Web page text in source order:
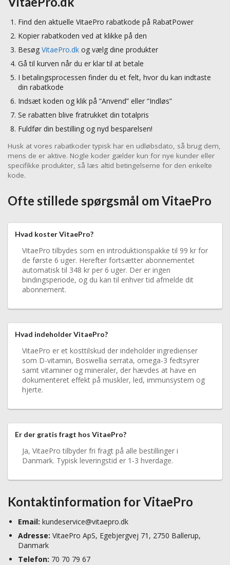
Find den aktuelle VitaePro rabatkode på RabatPower
Kopier rabatkoden ved at klikke på den
Besøg VitaePro.dk og vælg dine produkter
Gå til kurven når du er klar til at betale
I betalingsprocessen finder du et felt, hvor du kan indtaste
din rabatkode
Indsæt koden og klik på “Anvend” eller “Indløs”
Se rabatten blive fratrukket din totalpris
Fuldfør din bestilling og nyd besparelsen!
Husk at vores rabatkoder typisk har en udløbsdato, så brug dem,
mens de er aktive. Nogle koder gælder kun for nye kunder eller
specifikke produkter, så læs altid betingelserne for den enkelte
kode.
Ofte stillede spørgsmål om VitaePro
Hvad koster VitaePro?
VitaePro tilbydes som en introduktionspakke til 99 kr for
de første 6 uger. Herefter fortsætter abonnementet
automatisk til 348 kr per 6 uger. Der er ingen
bindingsperiode, og du kan til enhver tid afmelde dit
abonnement.
Hvad indeholder VitaePro?
VitaePro er et kosttilskud der indeholder ingredienser
som D-vitamin, Boswellia serrata, omega-3 fedtsyrer
samt vitaminer og mineraler, der hævdes at have en
dokumenteret effekt på muskler, led, immunsystem og
hjerte.
Er der gratis fragt hos VitaePro?
Ja, VitaePro tilbyder fri fragt på alle bestillinger i
Danmark. Typisk leveringstid er 1-3 hverdage.
Kontaktinformation for VitaePro
Email: kundeservice@vitaepro.dk
Adresse: VitaePro ApS, Egebjergvej 71, 2750 Ballerup,
Danmark
Telefon: 70 70 79 67